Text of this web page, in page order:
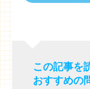
この記事を
おすすめの